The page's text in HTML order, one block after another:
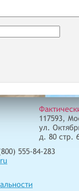
555-84-283
117593,
ул.
д. 80 стр.